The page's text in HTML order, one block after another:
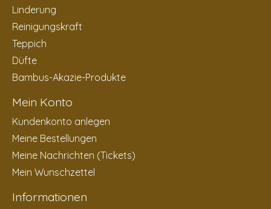
Linderung
Reinigungskraft
Teppich
Düfte
Bambus-Akazie-Produkte
Mein Konto
Kundenkonto anlegen
Meine Bestellungen
Meine Nachrichten (Tickets)
Mein Wunschzettel
Informationen